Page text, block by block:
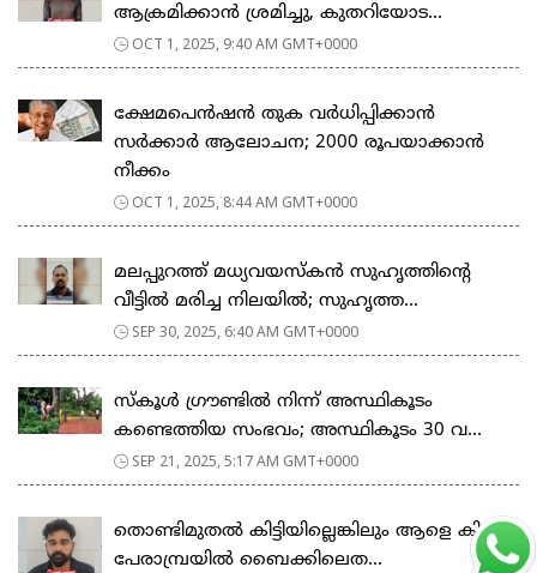
ആക്രമിക്കാൻ ശ്രമിച്ചു, കുതറിയോട...
OCT 1, 2025, 9:40 AM GMT+0000
ക്ഷേമപെൻഷൻ തുക വർധിപ്പിക്കാൻ
സർക്കാർ ആലോചന; 2000 രൂപയാക്കാൻ
നീക്കം
OCT 1, 2025, 8:44 AM GMT+0000
മലപ്പുറത്ത് മധ്യവയസ്കൻ സുഹൃത്തിന്‍റെ
വീട്ടിൽ മരിച്ച നിലയിൽ; സുഹൃത്ത...
SEP 30, 2025, 6:40 AM GMT+0000
സ്കൂള്‍ ഗ്രൗണ്ടിൽ നിന്ന് അസ്ഥികൂടം
കണ്ടെത്തിയ സംഭവം; അസ്ഥികൂടം 30 വ...
SEP 21, 2025, 5:17 AM GMT+0000
തൊണ്ടിമുതല്‍ കിട്ടിയില്ലെങ്കിലും ആളെ കിട്ടി;
പേരാമ്പ്രയിൽ ബൈക്കിലെത...